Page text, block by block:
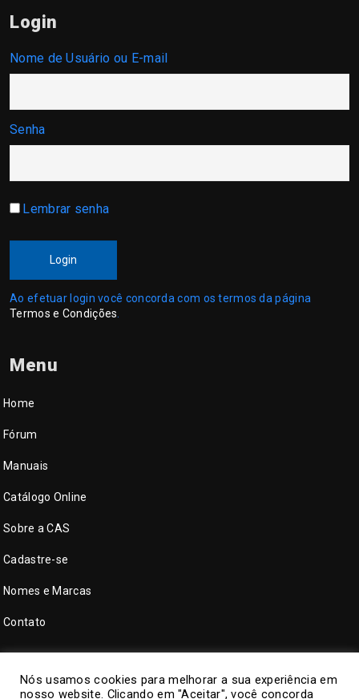
Login
Nome de Usuário ou E-mail
Senha
Lembrar senha
Login
Ao efetuar login você concorda com os termos da página
Termos e Condições
Menu
Home
Fórum
Manuais
Catálogo Online
Sobre a CAS
Cadastre-se
Nomes e Marcas
Contato
Nós usamos cookies para melhorar a sua experiência em
nosso website. Clicando em "Aceitar", você concorda